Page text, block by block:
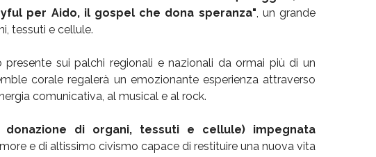
per Aido, il gospel che dona speranza", un grande
tessuti e cellule.
sui palchi regionali e nazionali da ormai più di un
corale regalerà un emozionante esperienza attraverso
comunicativa, al musical e al rock.
donazione di organi, tessuti e cellule)
impegnata
e di altissimo civismo capace di restituire una nuova vita